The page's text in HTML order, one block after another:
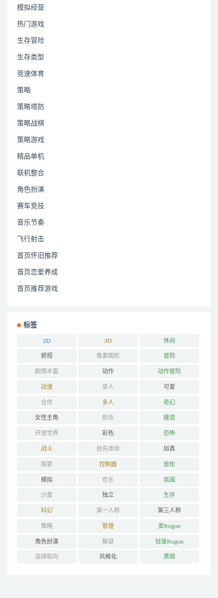
模拟经营
热门游戏
生存冒险
生存类型
竞速体育
策略
策略塔防
策略战棋
策略游戏
精品单机
联机整合
角色扮演
赛车竞技
音乐节奏
飞行射击
首页怀旧推荐
首页恋爱养成
首页推荐游戏
标签
2D 3D 休闲
俯视 像素图形 冒险
剧情丰富 动作 动作冒险
动漫 单人 可爱
合作 多人 奇幻
女性主角 射击 建造
开放世界 彩色 恐怖
战斗 抢先体验 拟真
探索 控制器 放松
模拟 欢乐 氛围
沙盒 独立 生存
科幻 第一人称 第三人称
策略 管理 类Rogue
角色扮演 解谜 轻度Rogue
选择取向 风格化 黑暗